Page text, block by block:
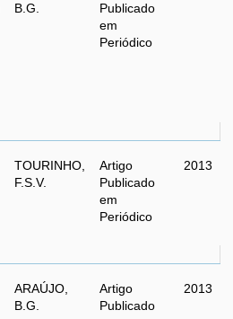
B.G.
Publicado
em
Periódico
TOURINHO,
F.S.V.
Artigo
Publicado
em
Periódico
2013
ARAÚJO,
B.G.
Artigo
Publicado
2013